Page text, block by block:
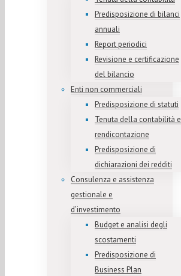
Predisposizione di bilanci
annuali
Report periodici
Revisione e certificazione
del bilancio
Enti non commerciali
Predisposizione di statuti
Tenuta della contabilità e
rendicontazione
Predisposizione di
dichiarazioni dei redditi
Consulenza e assistenza
gestionale e
d’investimento
Budget e analisi degli
scostamenti
Predisposizione di
Business Plan